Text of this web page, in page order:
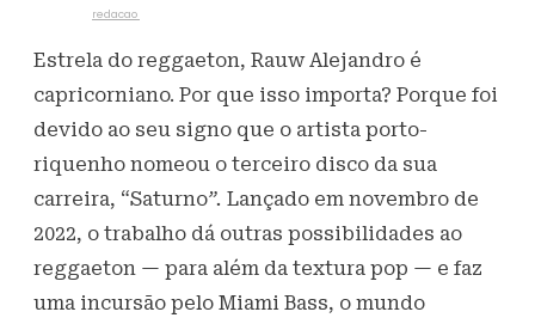
redacao
Estrela do reggaeton, Rauw Alejandro é
capricorniano. Por que isso importa? Porque foi
devido ao seu signo que o artista porto-
riquenho nomeou o terceiro disco da sua
carreira, “Saturno”. Lançado em novembro de
2022, o trabalho dá outras possibilidades ao
reggaeton — para além da textura pop — e faz
uma incursão pelo Miami Bass, o mundo